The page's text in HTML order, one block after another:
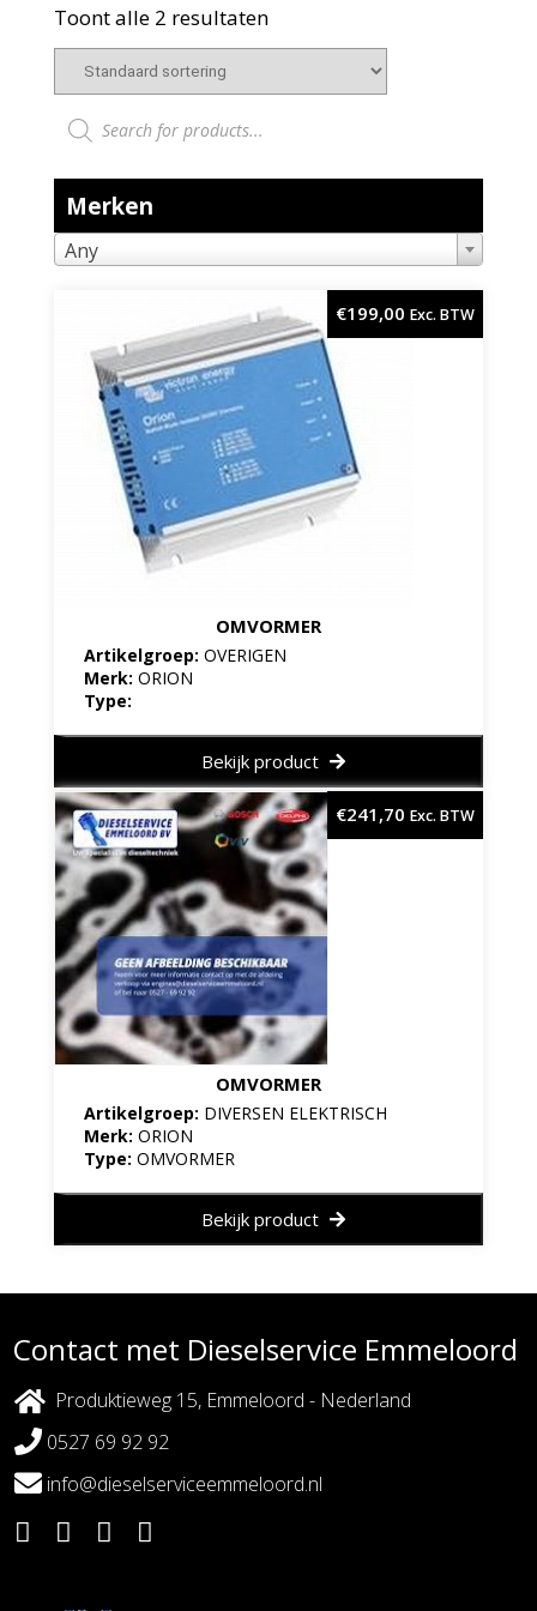
Toont alle 2 resultaten
Producten zoeken
Merken
Any
OMVORMER
Artikelgroep: OVERIGEN
Merk: ORION
Type:
€199,00 Exc. BTW
Bekijk product
OMVORMER
Artikelgroep: DIVERSEN ELEKTRISCH
Merk: ORION
Type: OMVORMER
€241,70 Exc. BTW
Bekijk product
Contact met Dieselservice Emmeloord
Produktieweg 15, Emmeloord - Nederland
0527 69 92 92
info@dieselserviceemmeloord.nl